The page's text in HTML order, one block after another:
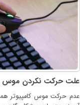
علت حرکت نکردن موس
عدم حرکت موس کامپیوتر